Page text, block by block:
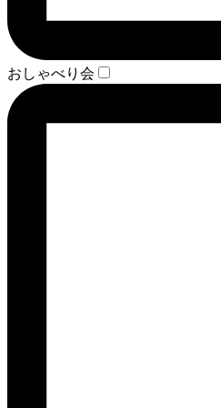
おしゃべり会